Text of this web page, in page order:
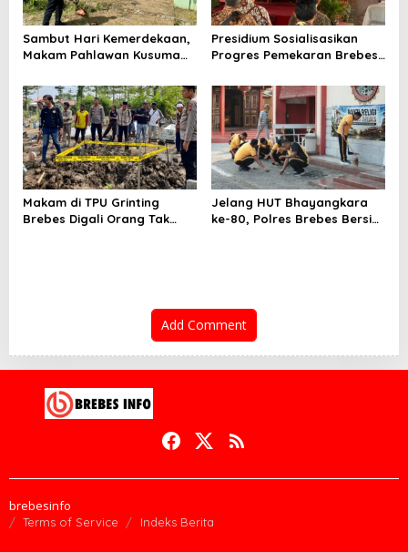
Sambut Hari Kemerdekaan,
Makam Pahlawan Kusuma
Dibersihkan
Presidium Sosialisasikan
Progres Pemekaran Brebes
Pansus DPRD Jateng Jadi
Tahap Berikutnya
Makam di TPU Grinting
Brebes Digali Orang Tak
Jelang HUT Bhayangkara
ke-80, Polres Brebes Bersih-
Add Comment
brebesinfo
Terms of Service Indeks Berita